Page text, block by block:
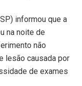
informou que a
na noite de
não
lesão causada por
de exames